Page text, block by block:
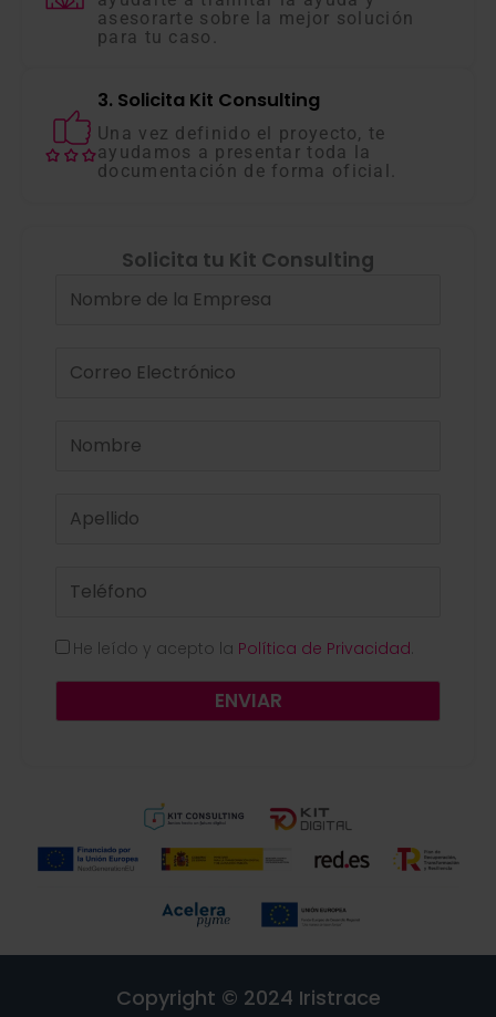
asesorarte sobre la mejor solución
para tu caso.
3. Solicita Kit Consulting
Una vez definido el proyecto, te
ayudamos a presentar toda la
documentación de forma oficial.
Solicita tu Kit Consulting
He leído y acepto la Política de Privacidad.
ENVIAR
Copyright © 2024 Iristrace